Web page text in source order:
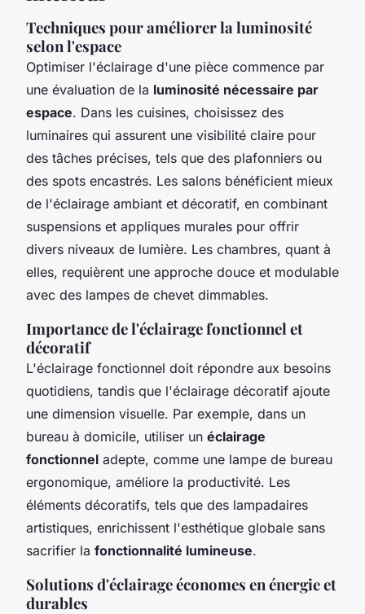
Techniques pour améliorer la luminosité
selon l'espace
Optimiser l'éclairage d'une pièce commence par
une évaluation de la luminosité nécessaire par
espace. Dans les cuisines, choisissez des
luminaires qui assurent une visibilité claire pour
des tâches précises, tels que des plafonniers ou
des spots encastrés. Les salons bénéficient mieux
de l'éclairage ambiant et décoratif, en combinant
suspensions et appliques murales pour offrir
divers niveaux de lumière. Les chambres, quant à
elles, requièrent une approche douce et modulable
avec des lampes de chevet dimmables.
Importance de l'éclairage fonctionnel et
décoratif
L'éclairage fonctionnel doit répondre aux besoins
quotidiens, tandis que l'éclairage décoratif ajoute
une dimension visuelle. Par exemple, dans un
bureau à domicile, utiliser un éclairage
fonctionnel adepte, comme une lampe de bureau
ergonomique, améliore la productivité. Les
éléments décoratifs, tels que des lampadaires
artistiques, enrichissent l'esthétique globale sans
sacrifier la fonctionnalité lumineuse.
Solutions d'éclairage économes en énergie et
durables